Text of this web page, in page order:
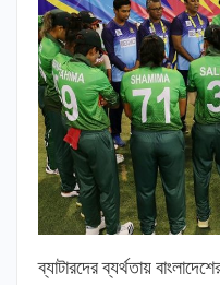
ব্যাটারদের ব্যর্থতায়